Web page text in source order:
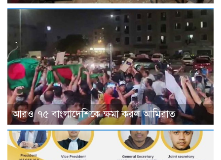
আরও ৭৫ বাংলাদেশিকে ক্ষমা করল আমিরাত